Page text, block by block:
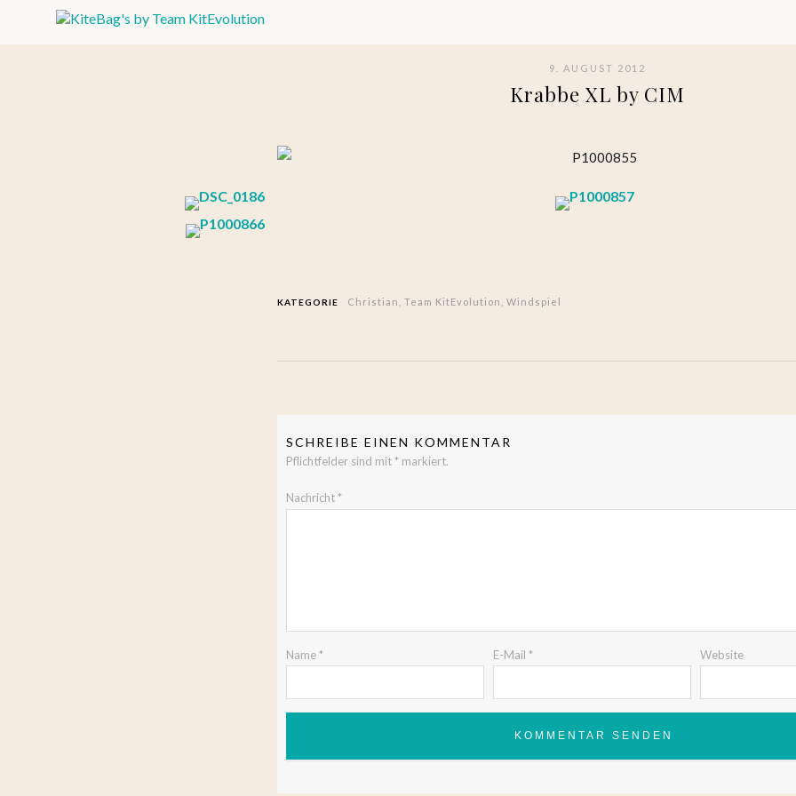
9. AUGUST 2012
Krabbe XL by CIM
KATEGORIE Christian Team KitEvolution Windspiel
SCHREIBE EINEN KOMMENTAR
Pflichtfelder sind mit* markiert.
Nachricht*
Name* E-Mail* Website